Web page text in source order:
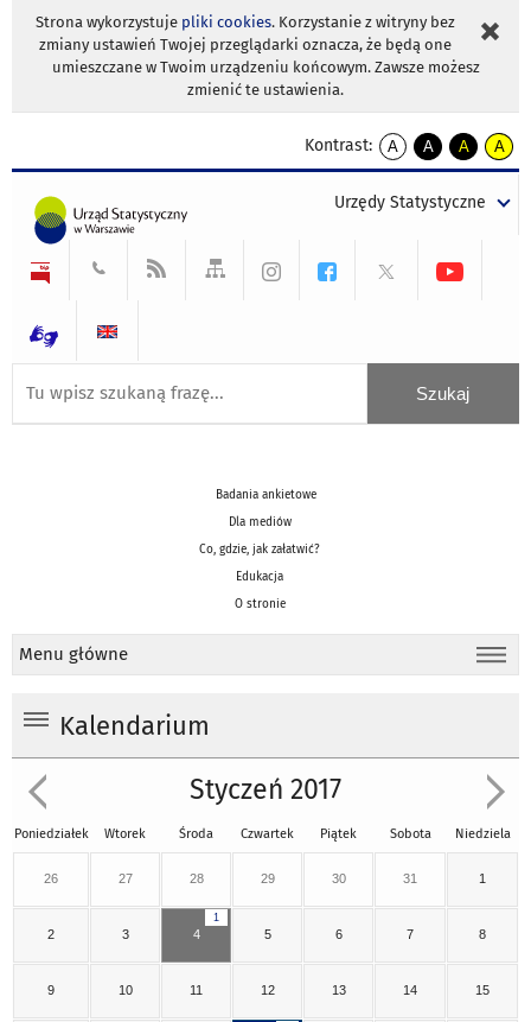
Strona wykorzystuje pliki cookies. Korzystanie z witryny bez
zmiany ustawień Twojej przeglądarki oznacza, że będą one
umieszczane w Twoim urządzeniu końcowym. Zawsze możesz
zmienić te ustawienia.
Kontrast:
A
kontrast
A
kontrast
tekst
czarnym
A
kontrast
tekst
czarnym
A
tekst
żółtym
Urzędy Statystyczne
Badania ankietowe
Dla mediów
Co, gdzie, jak załatwić?
Edukacja
O stronie
Menu główne
Kalendarium
Styczeń 2017
Poniedziałek Wtorek Środa Czwartek Piątek Sobota Niedziela
26 27 28 29 30 31 1
2 3
1
4 5 6 7 8
9 10 11 12 13 14 15